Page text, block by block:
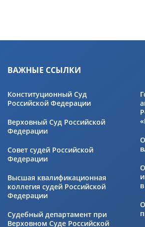
ВАЖНЫЕ ССЫЛКИ
Конституционный Суд
Российской Федерации
Верховный Суд Российской
Федерации
Совет судей Российской
Федерации
Высшая квалификационная
коллегия судей Российской
Федерации
Судебный департамент при
Верховном Суде Российской